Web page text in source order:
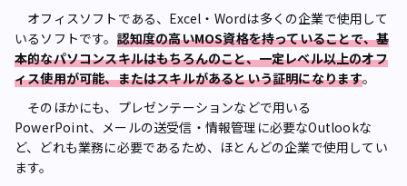
オフィスソフトである、Excel・Wordは多くの企業で使用して
いるソフトです。 認知度の高いMOS資格を持っていることで、基
本的なパソコンスキルはもちろんのこと、一定レベル以上のオフ
ィス使用が可能、またはスキルがあるという証明になります。
そのほかにも、プレゼンテーションなどで用いる
PowerPoint、メールの送受信・情報管理に必要なOutlookな
ど、どれも業務に必要であるため、ほとんどの企業で使用してい
ます。